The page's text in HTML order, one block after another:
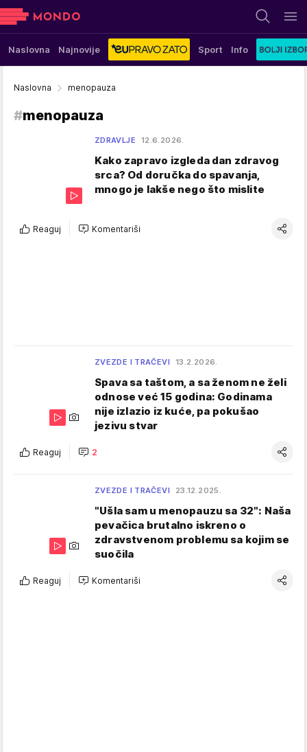
Naslovna Najnovije Sport Info
Naslovna menopauza
#menopauza
ZDRAVLJE 12.6.2026.
Kako zapravo izgleda dan zdravog
srca? Od doručka do spavanja,
mnogo je lakše nego što mislite
Reaguj Komentariši
ZVEZDE I TRAČEVI 13.2.2026.
Spava sa taštom, a sa ženom ne želi
odnose već 15 godina: Godinama
nije izlazio iz kuće, pa pokušao
jezivu stvar
Reaguj 2
ZVEZDE I TRAČEVI 23.12.2025.
"Ušla sam u menopauzu sa 32": Naša
pevačica brutalno iskreno o
zdravstvenom problemu sa kojim se
suočila
Reaguj Komentariši